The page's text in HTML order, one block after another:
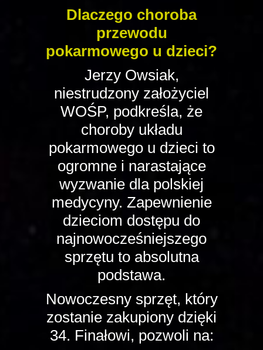
Dlaczego choroba
przewodu
pokarmowego u dzieci?
Jerzy Owsiak,
niestrudzony założyciel
WOŚP, podkreśla, że
choroby układu
pokarmowego u dzieci to
ogromne i narastające
wyzwanie dla polskiej
medycyny. Zapewnienie
dzieciom dostępu do
najnowocześniejszego
sprzętu to absolutna
podstawa.
Nowoczesny sprzęt, który
zostanie zakupiony dzięki
34. Finałowi, pozwoli na: